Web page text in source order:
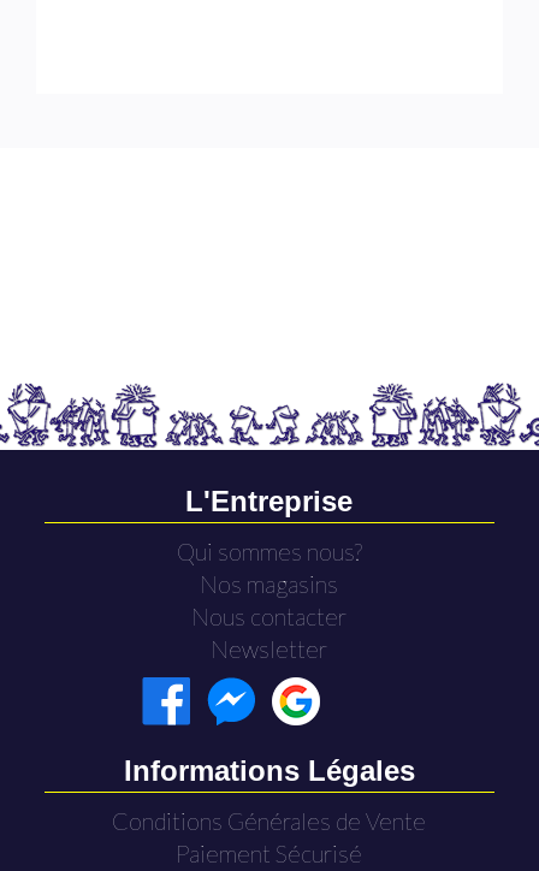
L'Entreprise
Qui sommes nous?
Nos magasins
Nous contacter
Newsletter
Informations Légales
Conditions Générales de Vente
Paiement Sécurisé